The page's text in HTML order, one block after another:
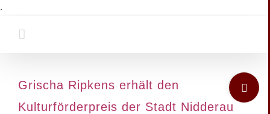
.
Grischa Ripkens erhält den
Kulturförderpreis der Stadt Nidderau
Toggle
Sliding
Bar